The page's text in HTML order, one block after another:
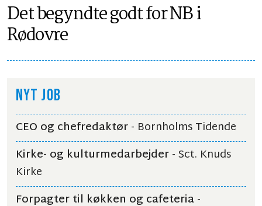
Det begyndte godt for NB i
Rødovre
NYT JOB
CEO og chefredaktør- Bornholms Tidende
Kirke- og kulturmedarbejder- Sct. Knuds
Kirke
Forpagter til køkken og cafeteria-